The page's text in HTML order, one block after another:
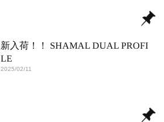
新入荷！！ SHAMAL DUAL PROFI
LE
2025/02/11